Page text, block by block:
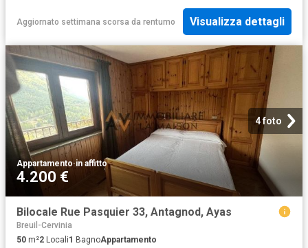
Aggiornato settimana scorsa da rentumo Visualizza dettagli
4 foto
Appartamento·in affitto
4.200 €
Bilocale Rue Pasquier 33, Antagnod, Ayas
Breuil-Cervinia
50 m²2 Locali1 BagnoAppartamento